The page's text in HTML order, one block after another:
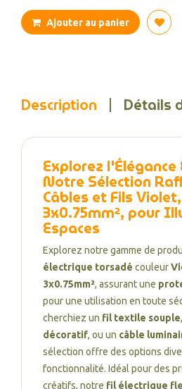
Ajouter au panier
Description Détails
Explorez l'Élégance
Notre Sélection
Câbles et Fils
3x0.75mm², pour
Espaces
Explorez notre gamme de
électrique torsadé couleur
3x0.75mm², assurant une
pour une utilisation en toute
cherchiez un fil textile souple
décoratif, ou un câble
sélection offre des options
fonctionnalité. Idéal pour des
créatifs, notre fil électrique